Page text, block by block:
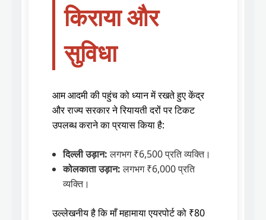
किराया और
सुविधा
आम आदमी की पहुंच को ध्यान में रखते हुए केंद्र
और राज्य सरकार ने रियायती दरों पर टिकट
उपलब्ध कराने का प्रयास किया है:
दिल्ली उड़ान:लगभग ₹6,500 प्रति व्यक्ति।
कोलकाता उड़ान:लगभग ₹6,000 प्रति
व्यक्ति।
उल्लेखनीय है कि माँ महामाया एयरपोर्ट को ₹80